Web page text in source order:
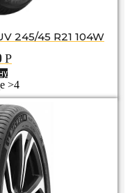
245/45 R21 104W
Р
>4